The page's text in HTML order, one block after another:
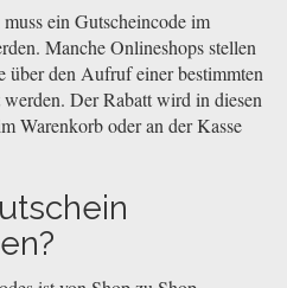
ein Gutscheincode im
Manche Onlineshops stellen
über den Aufruf einer bestimmten
Der Rabatt wird in diesen
Warenkorb oder an der Kasse